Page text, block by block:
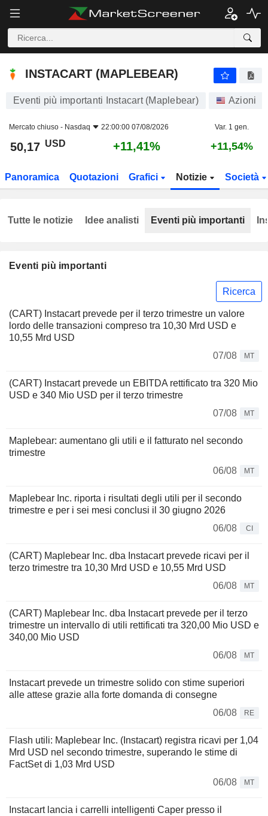
INSTACART (MAPLEBEAR)
INSTACART (MAPLEBEAR)
Eventi più importanti Instacart (Maplebear) Azioni
Mercato chiuso - Nasdaq 22:00:00 07/08/2026 Var. 1 gen.
50,17 USD +11,41% +11,54%
Panoramica Quotazioni Grafici Notizie Società
Eventi più importanti
Ricerca
(CART) Instacart prevede per il terzo trimestre un valore
lordo delle transazioni compreso tra 10,30 Mrd USD e
10,55 Mrd USD
07/08
MT
(CART) Instacart prevede un EBITDA rettificato tra 320 Mio
USD e 340 Mio USD per il terzo trimestre
07/08
MT
Maplebear: aumentano gli utili e il fatturato nel secondo
trimestre
06/08
MT
Maplebear Inc. riporta i risultati degli utili per il secondo
trimestre e per i sei mesi conclusi il 30 giugno 2026
06/08
CI
(CART) Maplebear Inc. dba Instacart prevede ricavi per il
terzo trimestre tra 10,30 Mrd USD e 10,55 Mrd USD
06/08
MT
(CART) Maplebear Inc. dba Instacart prevede per il terzo
trimestre un intervallo di utili rettificati tra 320,00 Mio USD e
340,00 Mio USD
06/08
MT
Instacart prevede un trimestre solido con stime superiori
alle attese grazie alla forte domanda di consegne
06/08
RE
Flash utili: Maplebear Inc. (Instacart) registra ricavi per 1,04
Mrd USD nel secondo trimestre, superando le stime di
FactSet di 1,03 Mrd USD
06/08
MT
Instacart lancia i carrelli intelligenti Caper presso il
Tutte le notizie Idee analisti Eventi più importanti